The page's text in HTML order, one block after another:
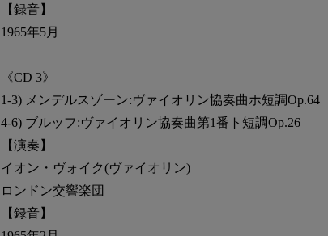
【録音】
1965年5月
《CD 3》
1-3) メンデルスゾーン:ヴァイオリン協奏曲ホ短調Op.64
4-6) ブルッフ:ヴァイオリン協奏曲第1番ト短調Op.26
【演奏】
イオン・ヴォイク(ヴァイオリン)
ロンドン交響楽団
【録音】